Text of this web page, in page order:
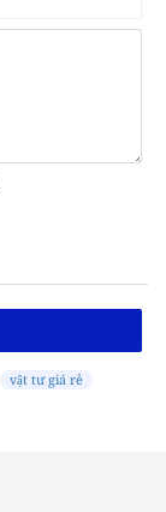
vật tư giá rẻ